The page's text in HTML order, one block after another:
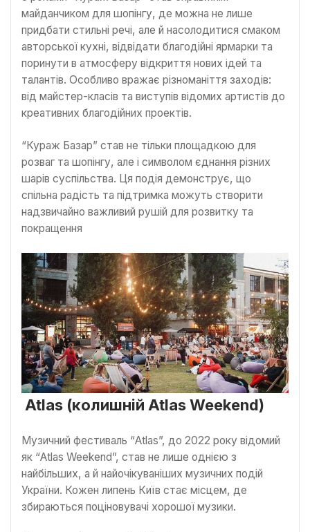
майданчиком для шопінгу, де можна не лише
придбати стильні речі, але й насолодитися смаком
авторської кухні, відвідати благодійні ярмарки та
поринути в атмосферу відкриття нових ідей та
талантів. Особливо вражає різноманіття заходів:
від майстер-класів та виступів відомих артистів до
креативних благодійних проектів.
“Кураж Базар” став не тільки площадкою для
розваг та шопінгу, але і символом єднання різних
шарів суспільства. Ця подія демонструє, що
спільна радість та підтримка можуть створити
надзвичайно важливий рушій для розвитку та
покращення
Atlas (колишній Atlas Weekend)
Музичний фестиваль “Atlas”, до 2022 року відомий
як “Atlas Weekend”, став не лише однією з
найбільших, а й найочікуваніших музичних подій
України. Кожен липень Київ стає місцем, де
збираються поціновувачі хорошої музики.